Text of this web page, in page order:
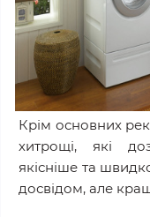
Крім основних
хитрощі, які
якісніше та
досвідом, але